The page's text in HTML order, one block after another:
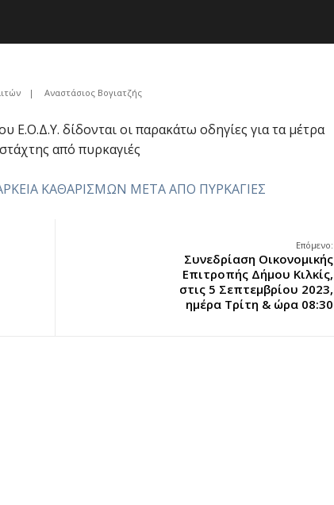
| Αναστάσιος Βογιατζής
Ε.Ο.Δ.Υ. δίδονται οι παρακάτω οδηγίες για τα μέτρα
από πυρκαγιές
ΚΑΘΑΡΙΣΜΩΝ ΜΕΤΑ ΑΠΟ ΠΥΡΚΑΓΙΕΣ
Επόμενο:
Συνεδρίαση Οικονομικής
Επιτροπής Δήμου Κιλκίς,
στις 5 Σεπτεμβρίου 2023,
ημέρα Τρίτη & ώρα 08:30